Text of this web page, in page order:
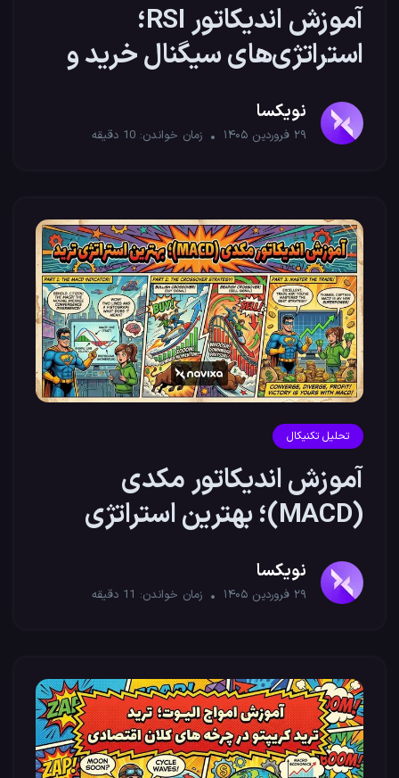
آموزش اندیکاتور RSI؛
استراتژی‌های سیگنال خرید و
فروش
نویکسا
۲۹ فروردین ۱۴۰۵ زمان خواندن: 10 دقیقه
تحلیل تکنیکال
آموزش اندیکاتور مکدی
(MACD)؛ بهترین استراتژی
ترید
نویکسا
۲۹ فروردین ۱۴۰۵ زمان خواندن: 11 دقیقه